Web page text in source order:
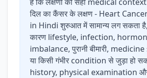
दिल का कैंसर के लक्षण - Heart
in Hindi शुरुआत में सामान्य लग सकता
कारण lifestyle, infection,
imbalance, पुरानी बीमारी,
या किसी गंभीर condition से जुड़ा हो
history, physical examination